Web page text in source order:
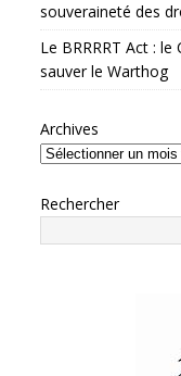
souveraineté des
Le BRRRRT Act : le
sauver le Warthog
Archives
Rechercher